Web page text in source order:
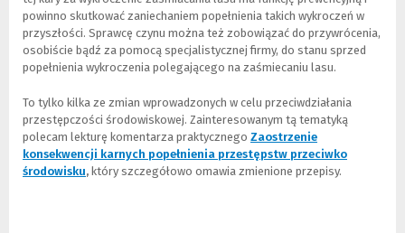
powinno skutkować zaniechaniem popełnienia takich wykroczeń w
przyszłości. Sprawcę czynu można też zobowiązać do przywrócenia,
osobiście bądź za pomocą specjalistycznej firmy, do stanu sprzed
popełnienia wykroczenia polegającego na zaśmiecaniu lasu.
To tylko kilka ze zmian wprowadzonych w celu przeciwdziałania
przestępczości środowiskowej. Zainteresowanym tą tematyką
polecam lekturę komentarza praktycznego Zaostrzenie
konsekwencji karnych popełnienia przestępstw przeciwko
środowisku(, który szczegółowo omawia zmienione przepisy.